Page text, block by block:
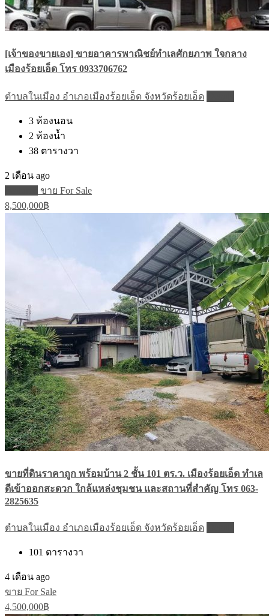
[เจ้าของขายเอง] ขายอาคารพาณิชย์ทำเลศักยภาพ ใจกลาง
เมืองร้อยเอ็ด โทร 0933706762
ตำบลในเมือง อำเภอเมืองร้อยเอ็ด จังหวัดร้อยเอ็ด
3 ห้องนอน
2 ห้องน้ำ
38 ตารางวา
2 เดือน ago
ขาย For Sale
8,500,000฿
ขายที่ดินราคาถูก พร้อมบ้าน 2 ชั้น 101 ตร.ว. เมืองร้อยเอ็ด ทำเล
ดีเข้าออกสะดวก ใกล้แหล่งชุมชน และสถานที่สำคัญ โทร 063-
2825635
ตำบลในเมือง อำเภอเมืองร้อยเอ็ด จังหวัดร้อยเอ็ด
101 ตารางวา
4 เดือน ago
ขาย For Sale
4,500,000฿